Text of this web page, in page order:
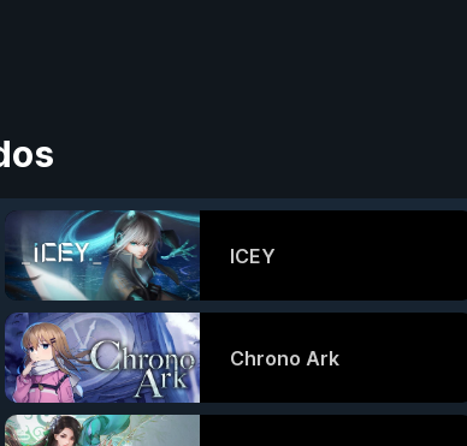
ICEY
Chrono Ark